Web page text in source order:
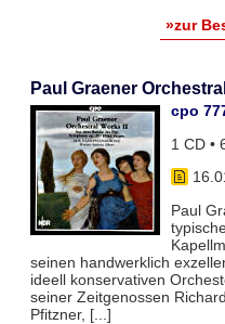
»zur
Paul Graener
cpo
1 CD •
Paul
seinen handwerklich
ideell konservativen
seiner Zeitgenossen
Pfitzner, [...]